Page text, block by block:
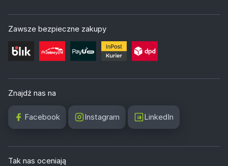
Zawsze bezpieczne zakupy
Znajdź nas na
Facebook Instagram LinkedIn
Tak nas oceniają